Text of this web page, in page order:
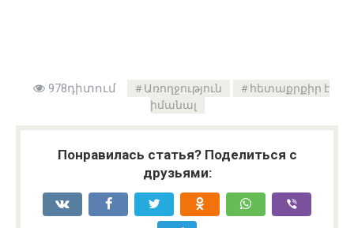
978դիտում Առողջություն
հետաքրքիր է
իմանալ
Понравилась статья? Поделиться с
друзьями: